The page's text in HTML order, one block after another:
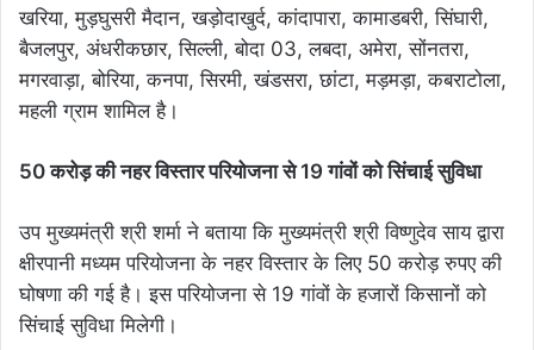
खरिया, मुड़घुसरी मैदान, खड़ोदाखुर्द, कांदापारा, कामाडबरी, सिंघारी,
बैजलपुर, अंधरीकछार, सिल्ली, बोदा 03, लबदा, अमेरा, सोंनतरा,
मगरवाड़ा, बोरिया, कनपा, सिरमी, खंडसरा, छांटा, मड़मड़ा, कबराटोला,
महली ग्राम शामिल है।
50 करोड़ की नहर विस्तार परियोजना से 19 गांवों को सिंचाई सुविधा
उप मुख्यमंत्री श्री शर्मा ने बताया कि मुख्यमंत्री श्री विष्णुदेव साय द्वारा
क्षीरपानी मध्यम परियोजना के नहर विस्तार के लिए 50 करोड़ रुपए की
घोषणा की गई है। इस परियोजना से 19 गांवों के हजारों किसानों को
सिंचाई सुविधा मिलेगी।